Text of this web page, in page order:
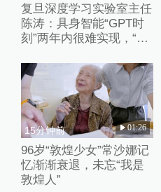
复旦深度学习实验室主任
陈涛：具身智能“GPT时
刻”两年内很难实现，“卷
是外围的修修补补
15分钟前 01:26
96岁“敦煌少女”常沙娜记
忆渐渐衰退，未忘“我是
敦煌人”